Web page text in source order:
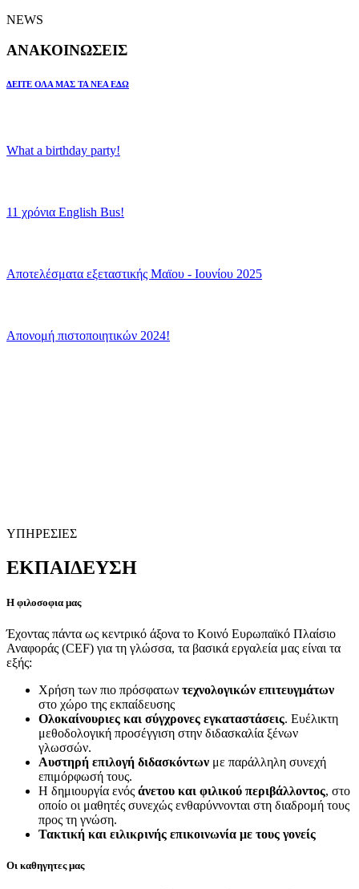
NEWS
ΑΝΑΚΟΙΝΩΣΕΙΣ
ΔΕΙΤΕ ΟΛΑ ΜΑΣ ΤΑ ΝΕΑ ΕΔΩ
What a birthday party!
11 χρόνια English Bus!
Αποτελέσματα εξεταστικής Μαϊου - Ιουνίου 2025
Απονομή πιστοποιητικών 2024!
ΥΠΗΡΕΣΙΕΣ
ΕΚΠΑΙΔΕΥΣΗ
Η φιλοσοφια μας
Έχοντας πάντα ως κεντρικό άξονα το Κοινό Ευρωπαϊκό Πλαίσιο
Αναφοράς (CEF) για τη γλώσσα, τα βασικά εργαλεία μας είναι τα
εξής:
Χρήση των πιο πρόσφατων τεχνολογικών επιτευγμάτων
στο χώρο της εκπαίδευσης
Ολοκαίνουριες και σύγχρονες εγκαταστάσεις. Ευέλικτη
μεθοδολογική προσέγγιση στην διδασκαλία ξένων
γλωσσών.
Αυστηρή επιλογή διδασκόντων με παράλληλη συνεχή
επιμόρφωσή τους.
Η δημιουργία ενός άνετου και φιλικού περιβάλλοντος, στο
οποίο οι μαθητές συνεχώς ενθαρύννονται στη διαδρομή τους
προς τη γνώση.
Τακτική και ειλικρινής επικοινωνία με τους γονείς
Οι καθηγητες μας